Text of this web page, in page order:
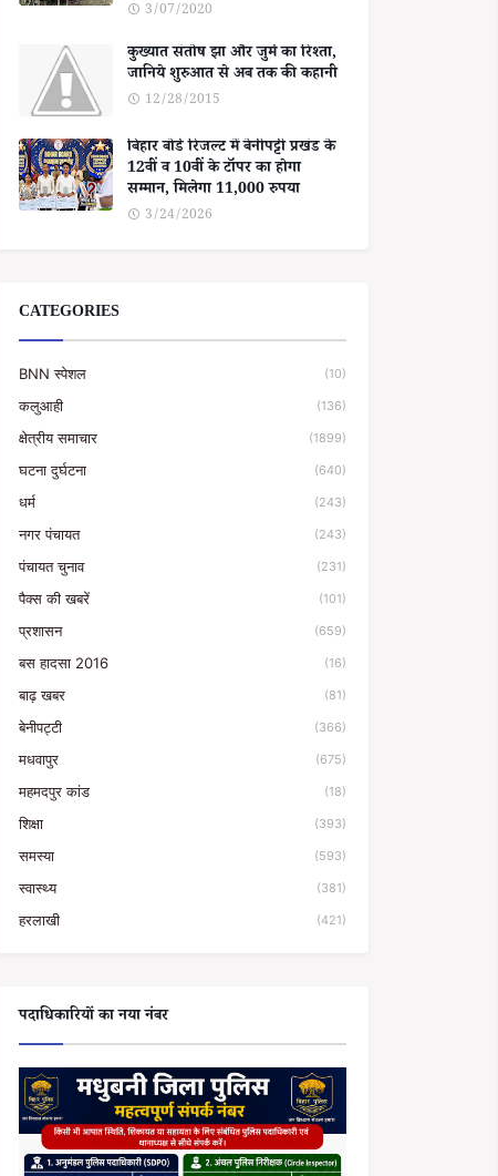
3/07/2020
कुख्यात संतोष झा और जुर्म का रिश्ता,
जानिये शुरुआत से अब तक की कहानी
12/28/2015
बिहार बोर्ड रिजल्ट में बेनीपट्टी प्रखंड के
12वीं व 10वीं के टॉपर का होगा
सम्मान, मिलेगा 11,000 रुपया
3/24/2026
CATEGORIES
BNN स्पेशल (10)
कलुआही (136)
क्षेत्रीय समाचार (1899)
घटना दुर्घटना (640)
धर्म (243)
नगर पंचायत (243)
पंचायत चुनाव (231)
पैक्स की खबरें (101)
प्रशासन (659)
बस हादसा 2016 (16)
बाढ़ खबर (81)
बेनीपट्टी (366)
मधवापुर (675)
महमदपुर कांड (18)
शिक्षा (393)
समस्या (593)
स्वास्थ्य (381)
हरलाखी (421)
पदाधिकारियों का नया नंबर